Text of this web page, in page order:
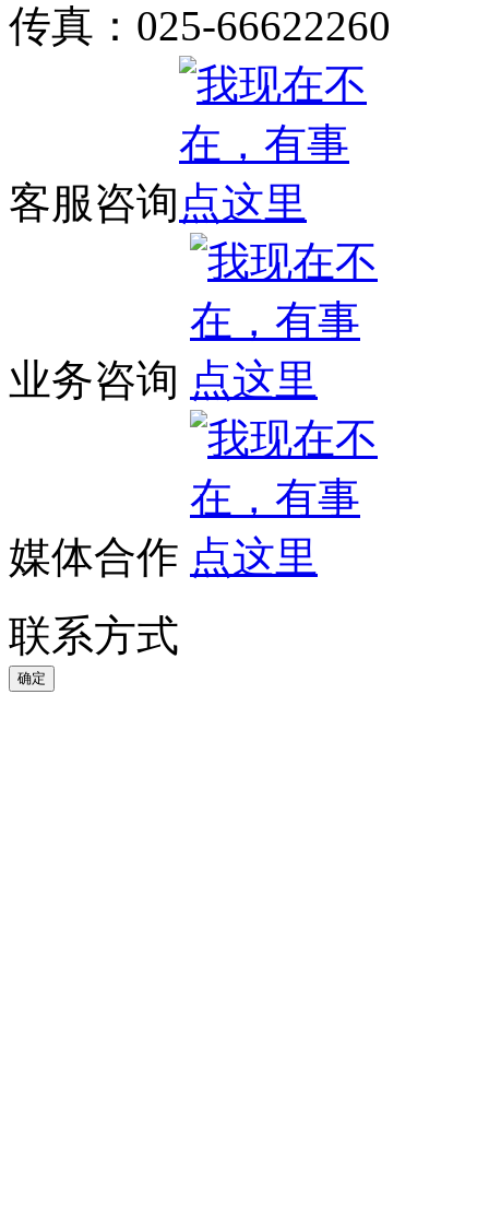
传真：025-66622260
客服咨询
业务咨询
媒体合作
联系方式
确定